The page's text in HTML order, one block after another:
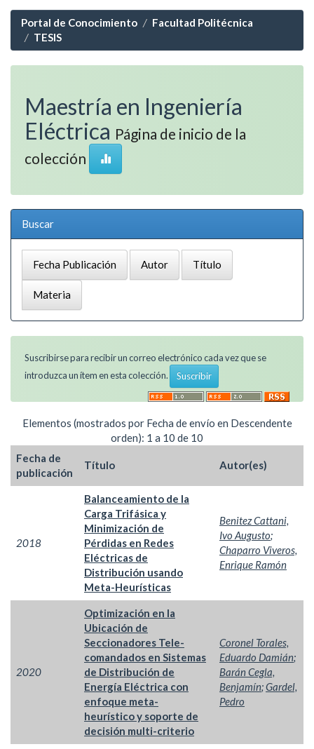
Portal de Conocimiento
Facultad Politécnica
TESIS
Maestría en Ingeniería
Eléctrica Página de inicio de la
colección
Buscar
Suscribirse para recibir un correo electrónico cada vez que se
introduzca un ítem en esta colección.
Elementos (mostrados por Fecha de envío en Descendente
orden): 1 a 10 de 10
Fecha de
publicación
Título Autor(es)
2018
Balanceamiento de la
Carga Trifásica y
Minimización de
Pérdidas en Redes
Eléctricas de
Distribución usando
Meta-Heurísticas
Benitez Cattani,
Ivo Augusto;
Chaparro Viveros,
Enrique Ramón
2020
Optimización en la
Ubicación de
Seccionadores Tele-
comandados en Sistemas
de Distribución de
Energía Eléctrica con
enfoque meta-
heurístico y soporte de
decisión multi-criterio
Coronel Torales,
Eduardo Damián;
Barán Cegla,
Benjamín;Gardel,
Pedro